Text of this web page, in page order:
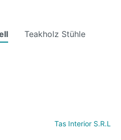
Teakholz Stühle
Tas Interior S.R.L